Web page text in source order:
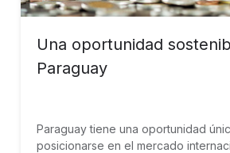
Una oportunidad
Paraguay
Paraguay tiene una oportunidad
posicionarse en el mercado